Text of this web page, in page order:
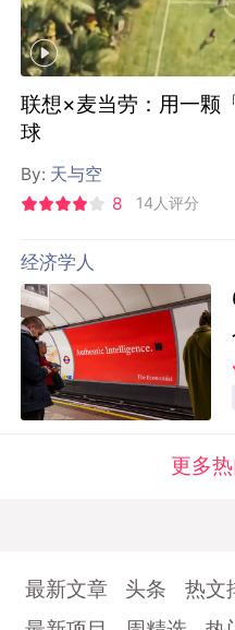
联想×麦当劳：用一颗
球
By: 天与空
8
14人评分
经济学人
更多
最新文章 头条 热文